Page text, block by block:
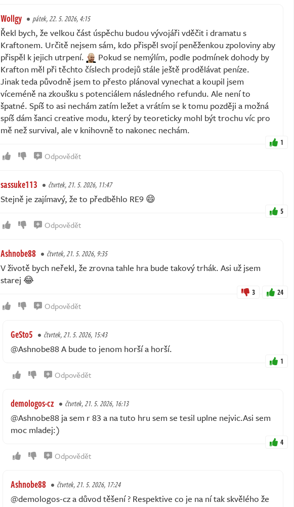
Wollgy pátek, 22. 5. 2026, 4:15
Řekl bych, že velkou část úspěchu budou vývojáři vděčit i dramatu s
Kraftonem. Určitě nejsem sám, kdo přispěl svojí peněženkou zpoloviny aby
přispěl k jejich utrpení.
Pokud se nemýlím, podle podmínek dohody by
Krafton měl při těchto číslech prodejů stále ještě prodělávat peníze.
Jinak teda původně jsem to přesto plánoval vynechat a koupil jsem
víceméně na zkoušku s potenciálem následného refundu. Ale není to
špatné. Spíš to asi nechám zatím ležet a vrátím se k tomu později a možná
spíš dám šanci creative modu, který by teoreticky mohl být trochu víc pro
mě než survival, ale v knihovně to nakonec nechám.
1
Odpovědět
sassuke113 čtvrtek, 21. 5. 2026, 11:47
Stejně je zajímavý, že to předběhlo RE9 😄
5
Odpovědět
Ashnobe88 čtvrtek, 21. 5. 2026, 9:35
V životě bych neřekl, že zrovna tahle hra bude takový trhák. Asi už jsem
starej 😂
3 24
Odpovědět
GeSto5 čtvrtek, 21. 5. 2026, 15:43
@Ashnobe88 A bude to jenom horší a horší.
1
Odpovědět
demologos-cz čtvrtek, 21. 5. 2026, 16:13
@Ashnobe88 ja sem r 83 a na tuto hru sem se tesil uplne nejvic.Asi sem
moc mladej:)
4
Odpovědět
Ashnobe88 čtvrtek, 21. 5. 2026, 17:24
@demologos-cz a důvod těšení ? Respektive co je na ní tak skvělého že